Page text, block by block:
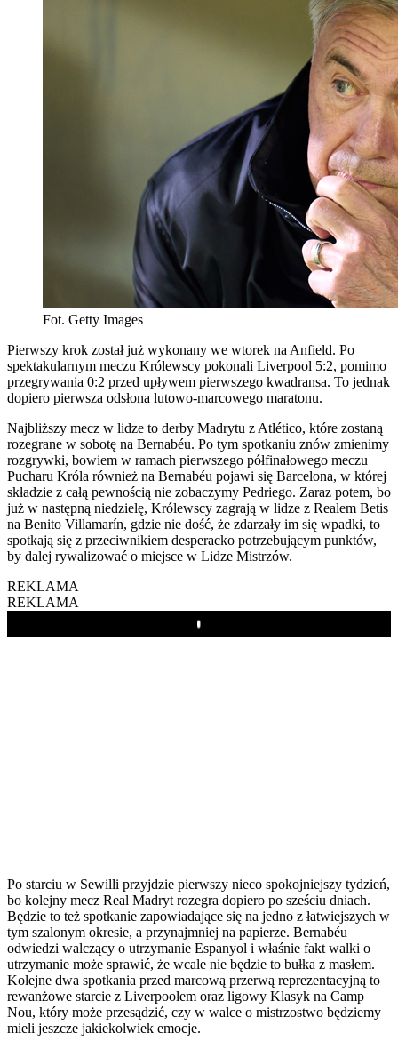
Fot. Getty Images
Pierwszy krok został już wykonany we wtorek na Anfield. Po
spektakularnym meczu Królewscy pokonali Liverpool 5:2, pomimo
przegrywania 0:2 przed upływem pierwszego kwadransa. To jednak
dopiero pierwsza odsłona lutowo-marcowego maratonu.
Najbliższy mecz w lidze to derby Madrytu z Atlético, które zostaną
rozegrane w sobotę na Bernabéu. Po tym spotkaniu znów zmienimy
rozgrywki, bowiem w ramach pierwszego półfinałowego meczu
Pucharu Króla również na Bernabéu pojawi się Barcelona, w której
składzie z całą pewnością nie zobaczymy Pedriego. Zaraz potem, bo
już w następną niedzielę, Królewscy zagrają w lidze z Realem Betis
na Benito Villamarín, gdzie nie dość, że zdarzały im się wpadki, to
spotkają się z przeciwnikiem desperacko potrzebującym punktów,
by dalej rywalizować o miejsce w Lidze Mistrzów.
REKLAMA
REKLAMA
Play
Po starciu w Sewilli przyjdzie pierwszy nieco spokojniejszy tydzień,
bo kolejny mecz Real Madryt rozegra dopiero po sześciu dniach.
Będzie to też spotkanie zapowiadające się na jedno z łatwiejszych w
tym szalonym okresie, a przynajmniej na papierze. Bernabéu
odwiedzi walczący o utrzymanie Espanyol i właśnie fakt walki o
utrzymanie może sprawić, że wcale nie będzie to bułka z masłem.
Kolejne dwa spotkania przed marcową przerwą reprezentacyjną to
rewanżowe starcie z Liverpoolem oraz ligowy Klasyk na Camp
Nou, który może przesądzić, czy w walce o mistrzostwo będziemy
mieli jeszcze jakiekolwiek emocje.